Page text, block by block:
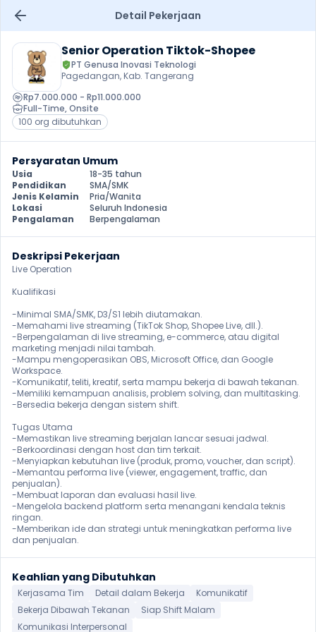
Detail Pekerjaan
Senior Operation Tiktok-Shopee
PT Genusa Inovasi Teknologi
Pagedangan, Kab. Tangerang
Rp7.000.000 - Rp11.000.000
Full-Time, Onsite
100 org dibutuhkan
Persyaratan Umum
Usia
18-35 tahun
Pendidikan
SMA/SMK
Jenis Kelamin
Pria/Wanita
Lokasi
Seluruh Indonesia
Pengalaman
Berpengalaman
Deskripsi Pekerjaan
Live Operation
Kualifikasi
-Minimal SMA/SMK, D3/S1 lebih diutamakan.
-Memahami live streaming (TikTok Shop, Shopee Live, dll.).
-Berpengalaman di live streaming, e-commerce, atau digital
marketing menjadi nilai tambah.
-Mampu mengoperasikan OBS, Microsoft Office, dan Google
Workspace.
-Komunikatif, teliti, kreatif, serta mampu bekerja di bawah tekanan.
-Memiliki kemampuan analisis, problem solving, dan multitasking.
-Bersedia bekerja dengan sistem shift.
Tugas Utama
-Memastikan live streaming berjalan lancar sesuai jadwal.
-Berkoordinasi dengan host dan tim terkait.
-Menyiapkan kebutuhan live (produk, promo, voucher, dan script).
-Memantau performa live (viewer, engagement, traffic, dan
penjualan).
-Membuat laporan dan evaluasi hasil live.
-Mengelola backend platform serta menangani kendala teknis
ringan.
-Memberikan ide dan strategi untuk meningkatkan performa live
dan penjualan.
Keahlian yang Dibutuhkan
Kerjasama Tim Detail dalam Bekerja
Komunikatif
Bekerja Dibawah Tekanan
Siap Shift Malam
Komunikasi Interpersonal